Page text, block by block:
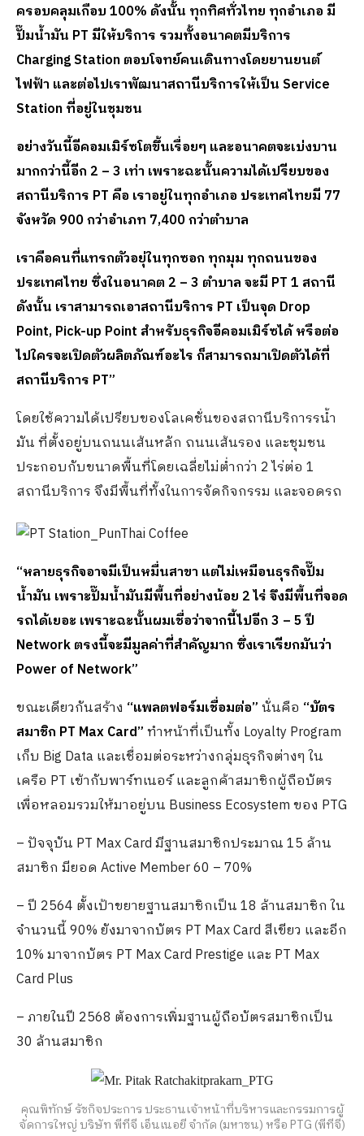
ครอบคลุมเกือบ 100% ดังนั้น ทุกทิศทั่วไทย ทุกอำเภอ มี
ปั๊มน้ำมัน PT มีให้บริการ รวมทั้งอนาคตมีบริการ
ChargingStation ตอบโจทย์คนเดินทางโดยยานยนต์
ไฟฟ้า และต่อไปเราพัฒนาสถานีบริการให้เป็นService
Stationที่อยู่ในชุมชน
อย่างวันนี้อีคอมเมิร์ซโตขึ้นเรื่อยๆ และอนาคตจะเบ่งบาน
มากกว่านี้อีก 2 – 3 เท่า เพราะฉะนั้นความได้เปรียบของ
สถานีบริการ PT คือ เราอยู่ในทุกอำเภอ ประเทศไทยมี 77
จังหวัด 900กว่าอำเภท 7,400กว่าตำบาล
เราคือคนที่แทรกตัวอยุ่ในทุกซอก ทุกมุม ทุกถนนของ
ประเทศไทย ซึ่งในอนาคต 2 – 3 ตำบาล จะมี PT 1สถานี
ดังนั้น เราสามารถเอาสถานีบริการ PT เป็นจุด Drop
Point, Pick-up Pointสำหรับธุรกิจอีคอมเมิร์ซได้ หรือต่อ
ไปใครจะเปิดตัวผลิตภัณฑ์อะไร ก็สามารถมาเปิดตัวได้ที่
สถานีบริการ PT”
โดยใช้ความได้เปรียบของโลเคชั่นของสถานีบริการรน้ำ
มัน ที่ตั้งอยู่บนถนนเส้นหลัก ถนนเส้นรอง และชุมชน
ประกอบกับขนาดพื้นที่โดยเฉลี่ยไม่ต่ำกว่า 2 ไร่ต่อ 1
สถานีบริการ จึงมีพื้นที่ทั้งในการจัดกิจกรรม และจอดรถ
“หลายธุรกิจอาจมีเป็นหมื่นสาขา แต่ไม่เหมือนธุรกิจปั๊ม
น้ำมัน เพราะปั๊มน้ำมันมีพื้นที่อย่างน้อย 2ไร่ จึงมีพื้นที่จอด
รถได้เยอะ เพราะฉะนั้นผมเชื่อว่าจากนี้ไปอีก3 – 5ปี
Network ตรงนี้จะมีมูลค่าที่สำคัญมาก ซึ่งเราเรียกมันว่า
Power of Network”
ขณะเดียวกันสร้าง “แพลตฟอร์มเชื่อมต่อ”นั่นคือ “บัตร
สมาชิก PT Max Card”ทำหน้าที่เป็นทั้ง Loyalty Program
เก็บ Big Data และเชื่อมต่อระหว่างกลุ่มธุรกิจต่างๆ ใน
เครือ PT เข้ากับพาร์ทเนอร์​ และลูกค้าสมาชิกผู้ถือบัตร
เพื่อหลอมรวมให้มาอยู่บน Business Ecosystem ของ PTG
– ปัจจุบัน PT Max Card มีฐานสมาชิกประมาณ 15 ล้าน
สมาชิก มียอด Active Member 60 – 70%
– ปี 2564 ตั้งเป้าขยายฐานสมาชิกเป็น 18 ล้านสมาชิก ใน
จำนวนนี้ 90% ยังมาจากบัตร PT Max Card สีเขียว และอีก
10% มาจากบัตร PT Max Card Prestige และ PT Max
Card Plus
– ภายในปี 2568 ต้องการเพิ่มฐานผู้ถือบัตรสมาชิกเป็น
30 ล้านสมาชิก
คุณพิทักษ์ รัชกิจประการ ประธานเจ้าหน้าที่บริหารและกรรมการผู้
จัดการใหญ่ บริษัท พีทีจี เอ็นเนอยี จำกัด (มหาชน) หรือ PTG (พีทีจี)